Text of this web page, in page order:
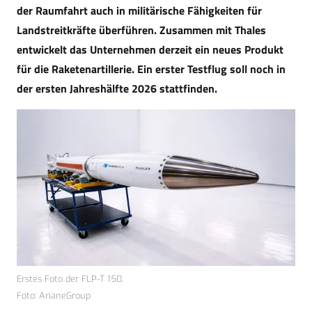
der Raumfahrt auch in militärische Fähigkeiten für
Landstreitkräfte überführen. Zusammen mit Thales
entwickelt das Unternehmen derzeit ein neues Produkt
für die Raketenartillerie. Ein erster Testflug soll noch in
der ersten Jahreshälfte 2026 stattfinden.
Erstes Foto der FLP-T 150.
Foto: ArianeGroup